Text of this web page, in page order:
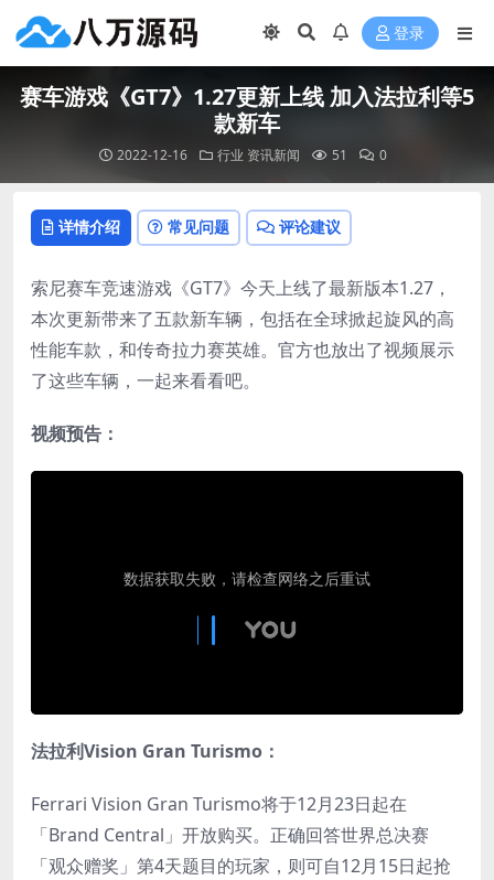
登录
赛车游戏《GT7》1.27更新上线 加入法拉利等5
款新车
2022-12-16 行业 资讯新闻 51 0
详情介绍 常见问题 评论建议
索尼赛车竞速游戏《GT7》今天上线了最新版本1.27，
本次更新带来了五款新车辆，包括在全球掀起旋风的高
性能车款，和传奇拉力赛英雄。官方也放出了视频展示
了这些车辆，一起来看看吧。
视频预告：
法拉利Vision Gran Turismo：
Ferrari Vision Gran Turismo将于12月23日起在
「Brand Central」开放购买。正确回答世界总决赛
「观众赠奖」第4天题目的玩家，则可自12月15日起抢